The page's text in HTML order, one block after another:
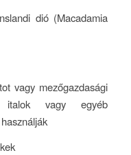
dió (Macadamia
vagy mezőgazdasági
italok vagy egyéb